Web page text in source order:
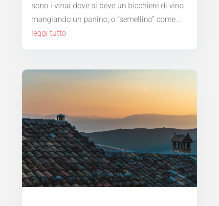
sono i vinai dove si beve un bicchiere di vino
mangiando un panino, o “semellino” come...
leggi tutto